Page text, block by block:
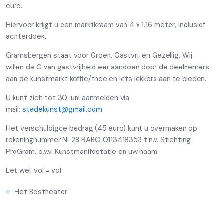
euro.
Hiervoor krijgt u een marktkraam van 4 x 1.16 meter, inclusief
achterdoek.
Gramsbergen staat voor Groen, Gastvrij en Gezellig. Wij
willen de G van gastvrijheid eer aandoen door de deelnemers
aan de kunstmarkt koffie/thee en iets lekkers aan te bieden.
U kunt zich tot 30 juni aanmelden via
mail: stedekunst@gmail.com
Het verschuldigde bedrag (45 euro) kunt u overmaken op
rekeningnummer NL28 RABO 0113418353 t.n.v. Stichting
ProGram, o.v.v. Kunstmanifestatie en uw naam.
Let wel: vol = vol.
Het Bostheater